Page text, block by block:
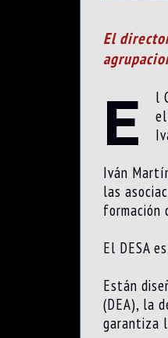
El
E
l
Iván
las
formación
El DESA
Están
(DEA), la
garantiza